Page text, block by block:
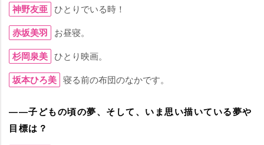
神野友亜 ひとりでいる時！
赤坂美羽 お昼寝。
杉岡泉美 ひとり映画。
坂本ひろ美 寝る前の布団のなかです。
――子どもの頃の夢、そして、いま思い描いている夢
目標は？